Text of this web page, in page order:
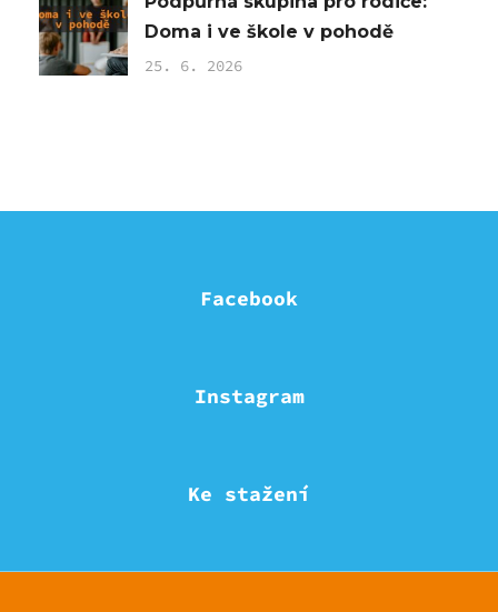
Doma i ve škole v pohodě
25. 6. 2026
Facebook
Instagram
Ke stažení